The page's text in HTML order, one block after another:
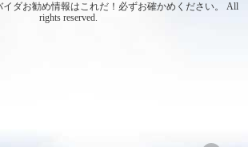
イダお勧め情報はこれだ！必ずお確かめください。 All
rights reserved.